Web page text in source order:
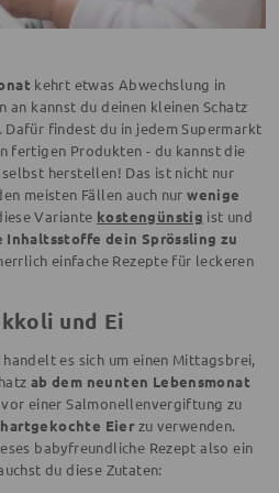
kehrt etwas Abwechslung in
an kannst du deinen kleinen Schatz
findest du in jedem Supermarkt
fertigen Produkten - du kannst die
herstellen! Das ist nicht nur
meisten Fällen auch nurwenige
Variante kostengünstig ist und
Inhaltsstoffe dein Sprössling zu
einfache Rezepte für leckeren
und Ei
es sich um einen Mittagsbrei,
ab dem neunten Lebensmonat
einer Salmonellenvergiftung zu
hartgekochte Eier zu verwenden.
babyfreundliche Rezept also ein
du diese Zutaten: